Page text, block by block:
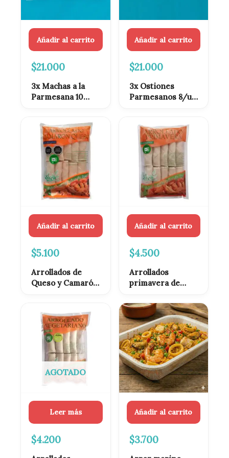
Añadir al carrito
$21.000
3x Machas a la
Parmesana 10
Oferta Especial
Añadir al carrito
$21.000
3x Ostiones
Parmesanos 8/u
Añadir al carrito
$5.100
Arrollados de
Queso y Camarón
Añadir al carrito
$4.500
Arrollados
primavera de
10 unidades
AGOTADO
Leer más
$4.200
Añadir al carrito
$3.700